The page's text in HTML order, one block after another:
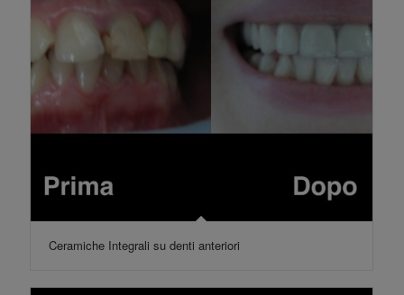
Ceramiche Integrali su denti anteriori